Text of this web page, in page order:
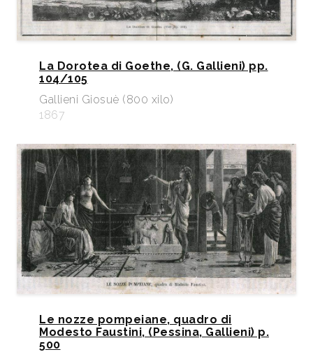
La Dorotea di Goethe, (G. Gallieni) pp.
104/105
Gallieni Giosuè (800 xilo)
1867
Le nozze pompeiane, quadro di
Modesto Faustini, (Pessina, Gallieni) p.
500